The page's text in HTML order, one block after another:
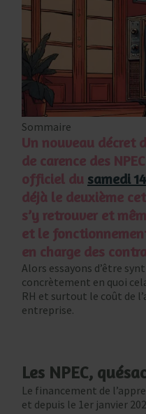
Sommaire
Un nouveau décret
de carence des
officiel du samedi
déjà le deuxième
s’y retrouver et
et le
en charge des
Alors essayons d’être
concrètement en quoi
RH et surtout le coût de
entreprise.
Les NPEC,
Le financement de
et depuis le 1er janvier